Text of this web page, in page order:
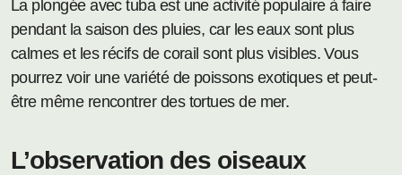
La plongée avec tuba est une activité populaire à faire
pendant la saison des pluies, car les eaux sont plus
calmes et les récifs de corail sont plus visibles. Vous
pourrez voir une variété de poissons exotiques et peut-
être même rencontrer des tortues de mer.
L’observation des oiseaux